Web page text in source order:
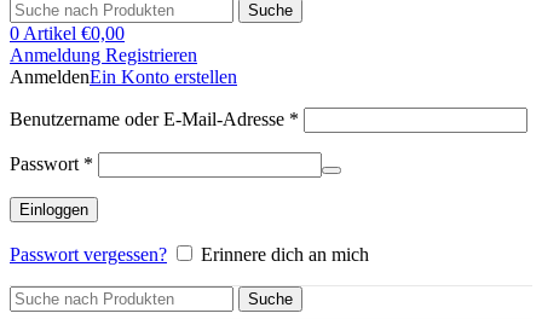
Suche
0 Artikel €0,00
Anmeldung Registrieren
AnmeldenEin Konto erstellen
Benutzername oder E-Mail-Adresse *
Passwort *
Einloggen
Passwort vergessen? Erinnere dich an mich
Suche